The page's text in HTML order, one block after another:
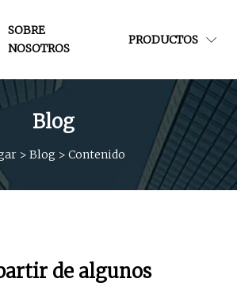
SOBRE
NOSOTROS
PRODUCTOS
Blog
> Blog > Contenido
de algunos